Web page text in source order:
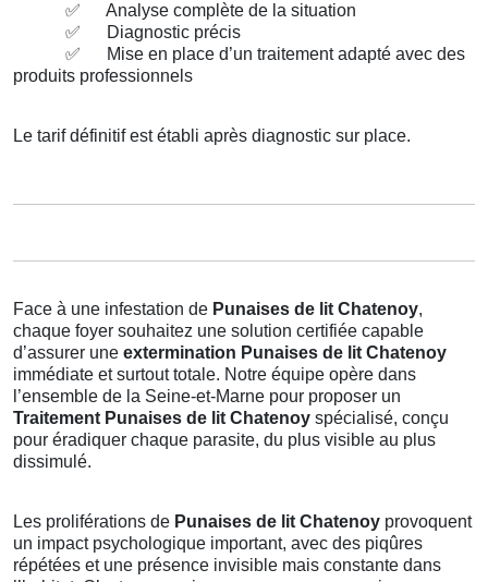
✅
Analyse complète de la situation
✅
Diagnostic précis
✅
Mise en place d’un traitement adapté avec des
produits professionnels
Le tarif définitif est établi après diagnostic sur place.
Face à une infestation de Punaises de lit Chatenoy,
chaque foyer souhaitez une solution certifiée capable
d’assurer une extermination Punaises de lit Chatenoy
immédiate et surtout totale. Notre équipe opère dans
l’ensemble de la Seine-et-Marne pour proposer un
Traitement Punaises de lit Chatenoy spécialisé, conçu
pour éradiquer chaque parasite, du plus visible au plus
dissimulé.
Les proliférations de Punaises de lit Chatenoy provoquent
un impact psychologique important, avec des piqûres
répétées et une présence invisible mais constante dans